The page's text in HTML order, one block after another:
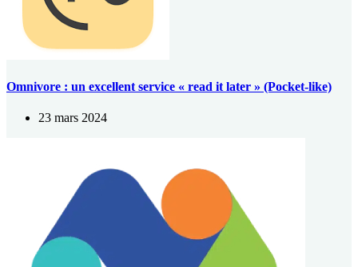
Omnivore : un excellent service « read it later » (Pocket-like)
23 mars 2024